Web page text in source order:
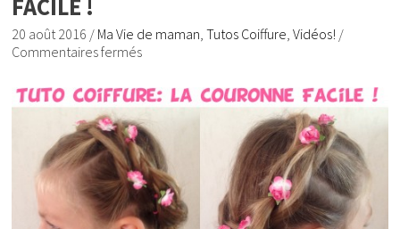
FACILE !
20 août 2016 / Ma Vie de maman ,Tutos Coiffure ,Vidéos! /
Commentaires fermés